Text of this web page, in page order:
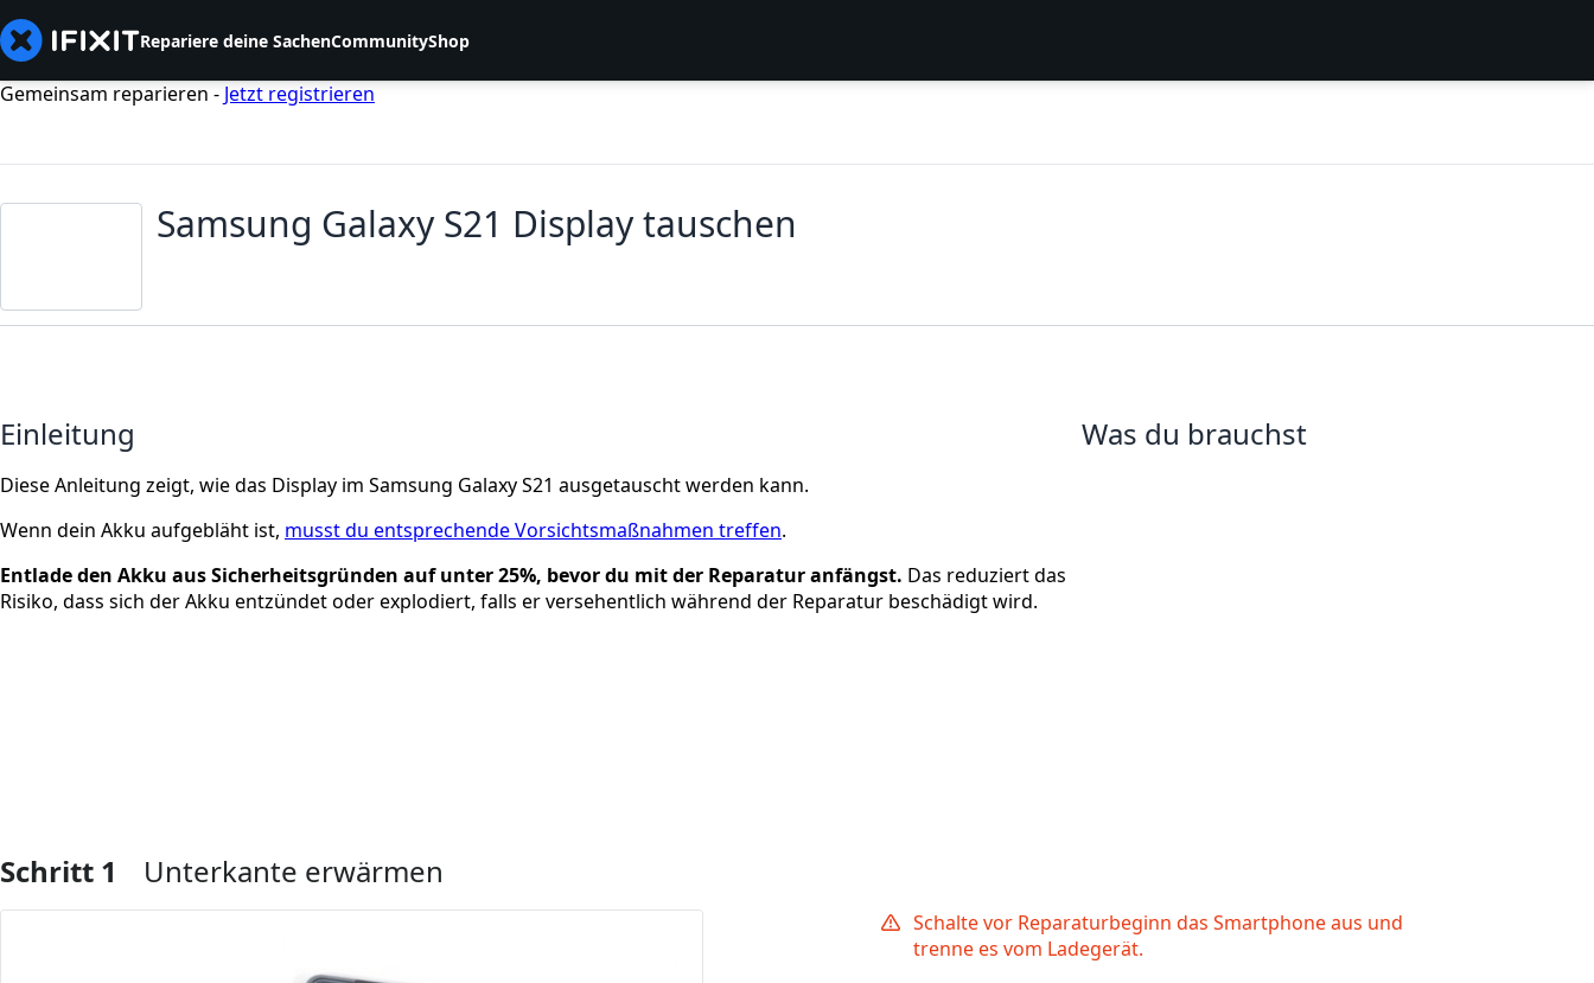
Repariere deine SachenCommunityShop
Gemeinsam reparieren - Jetzt registrieren
Samsung Galaxy S21 Display tauschen
Einleitung
Diese Anleitung zeigt, wie das Display im Samsung Galaxy S21 ausgetauscht werden kann.
Wenn dein Akku aufgebläht ist, musst du entsprechende Vorsichtsmaßnahmen treffen.
Entlade den Akku aus Sicherheitsgründen auf unter 25%, bevor du mit der Reparatur anfängst. Das reduziert das
Risiko, dass sich der Akku entzündet oder explodiert, falls er versehentlich während der Reparatur beschädigt wird.
Was du brauchst
Schritt 1 Unterkante erwärmen
Schalte vor Reparaturbeginn das Smartphone aus und
trenne es vom Ladegerät.